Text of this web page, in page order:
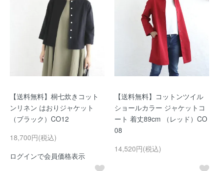
【送料無料】桐七炊きコット
ンリネン はおりジャケット
（ブラック）CO12
18,700円(税込)
ログインで会員価格表示
【送料無料】コットンツイル
ショールカラー ジャケットコ
ート 着丈89cm （レッド）CO
08
14,520円(税込)